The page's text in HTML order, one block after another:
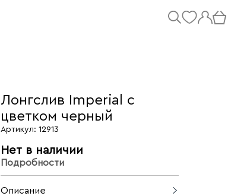
Лонгслив Imperial с
цветком черный
Артикул: 12913
Нет в наличии
Подробности
Описание